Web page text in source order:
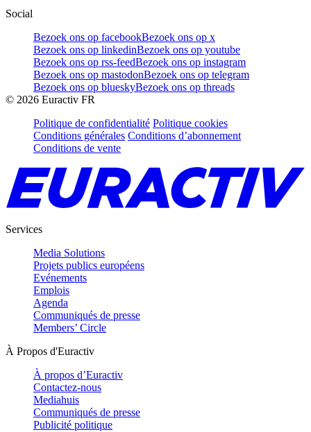
Social
Bezoek ons op facebookBezoek ons op x
Bezoek ons op linkedinBezoek ons op youtube
Bezoek ons op rss-feedBezoek ons op instagram
Bezoek ons op mastodonBezoek ons op telegram
Bezoek ons op blueskyBezoek ons op threads
© 2026 Euractiv FR
Politique de confidentialité Politique cookies
Conditions générales Conditions d’abonnement
Conditions de vente
Services
Media Solutions
Projets publics européens
Evénements
Emplois
Agenda
Communiqués de presse
Members’ Circle
À Propos d'Euractiv
À propos d’Euractiv
Contactez-nous
Mediahuis
Communiqués de presse
Publicité politique